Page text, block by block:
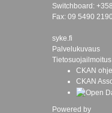
Switchboard:
Fax: 09 5490 2190
syke.fi
Palvelukuvaus
Tietosuojailmoitus
CKAN
CKAN
Powered by